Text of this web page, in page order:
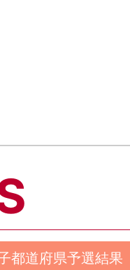
都道府県予選結果